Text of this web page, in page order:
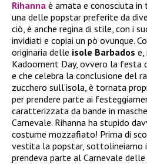
Rihanna è amata e conosciuta
una delle popstar preferite da
ciò, è anche regina di stile, con i
invidiati e copiai un pò ovunque.
originaria delle isole Barbados e,
Kadooment Day, ovvero la festa
e che celebra la conclusione del
zucchero sull’isola, è tornata
per prendere parte ai
caratterizzata da bande in
Carnevale. Rihanna ha stupido
costume mozzafiato! Prima di
vestita la popstar, sottolineiamo
prendeva parte al Carnevale